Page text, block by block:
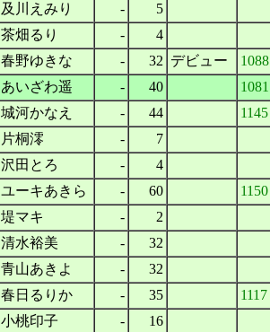
及川えみり -
5
茶畑るり -
4
春野ゆきな - 32 デビュー
1088
あいざわ遥 - 40
1081
城河かなえ - 44
1145
片桐澪 -
7
沢田とろ -
4
ユーキあきら - 60
1150
堤マキ -
2
清水裕美 -
32
青山あきよ -
32
春日るりか - 35
1117
小桃印子 - 16